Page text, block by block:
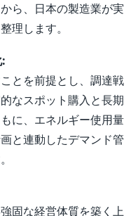
ら、日本の製造業が実
理します。
とを前提とし、調達戦
なスポット購入と長期
に、エネルギー使用量
と連動したデマンド管
固な経営体質を築く上